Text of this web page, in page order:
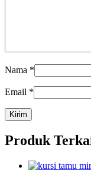
Nama *
Email *
Produk